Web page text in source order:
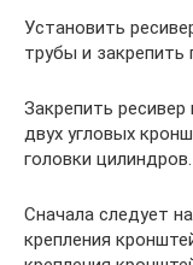
Установить
трубы и закрепить
Закрепить
двух угловых
головки цилиндров.
Сначала следует
крепления